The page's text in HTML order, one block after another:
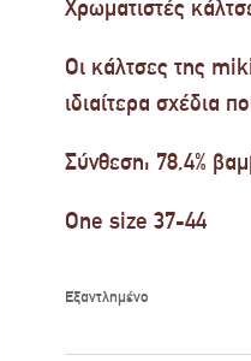
Χρωματιστές
Οι κάλτσες της
ιδιαίτερα σχέδια
Σύνθεση: 78,4%
One size 37-44
Εξαντλημένο